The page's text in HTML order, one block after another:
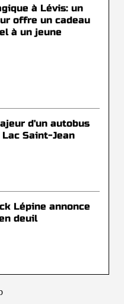
à Lévis: un
offre un cadeau
à un jeune
d'un autobus
Saint-Jean
Lépine annonce
deuil